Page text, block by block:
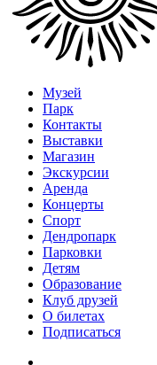
Музей
Парк
Контакты
Выставки
Магазин
Экскурсии
Аренда
Концерты
Спорт
Дендропарк
Парковки
Детям
Образование
Клуб друзей
О билетах
Подписаться